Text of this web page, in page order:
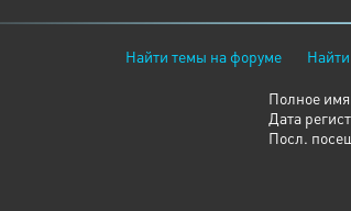
Найти темы на форуме
Полное имя
Дата
Посл.